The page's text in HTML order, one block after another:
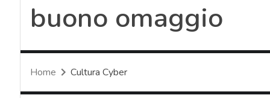
buono omaggio
Home Cultura Cyber